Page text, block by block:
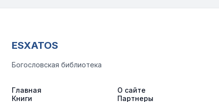
ESXATOS
Богословская библиотека
Главная
Книги
О сайте
Партнеры